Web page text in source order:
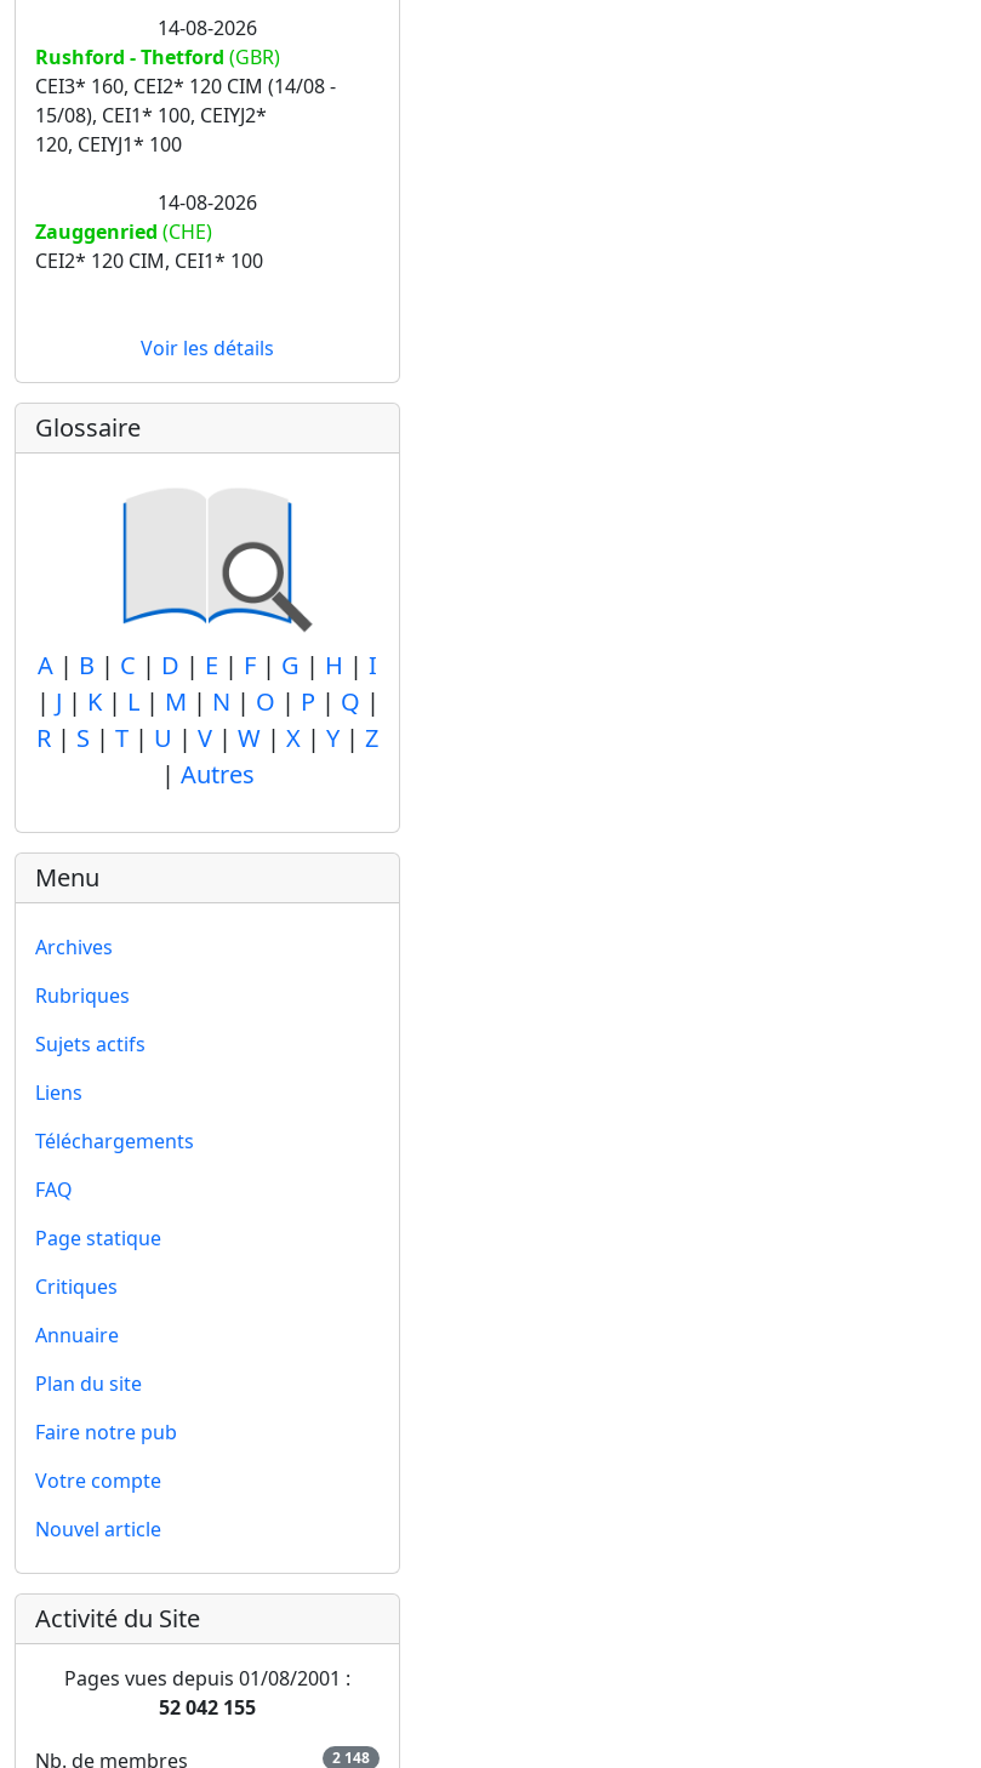
14-08-2026
Rushford - Thetford (GBR)
CEI3* 160, CEI2* 120 CIM (14/08 -
15/08), CEI1* 100, CEIYJ2*
120, CEIYJ1* 100
14-08-2026
Zauggenried (CHE)
CEI2* 120 CIM, CEI1* 100
Voir les détails
Glossaire
A | B | C | D | E | F | G | H | I
| J | K| L| M | N | O | P | Q |
R | S | T | U | V | W | X | Y | Z
| Autres
Menu
Archives
Rubriques
Sujets actifs
Liens
Téléchargements
FAQ
Page statique
Critiques
Annuaire
Plan du site
Faire notre pub
Votre compte
Nouvel article
Activité du Site
Pages vues depuis 01/08/2001 :
52 042 155
Nb. de membres
2 148